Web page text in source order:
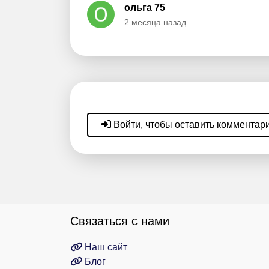
ольга 75
2 месяца назад
Войти, чтобы оставить
Связаться с нами
Наш сайт
Блог